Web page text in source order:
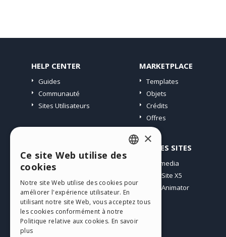
HELP CENTER
Guides
Communauté
Sites Utilisateurs
MARKETPLACE
Templates
Objets
Crédits
Offres
Mes Messages
Télécharger
Espace Web
Mes Crédits
AUTRES SITES
Incomedia
WebSite X5
WebAnimator
ENGLISH
GERMAN
SPANISH
×
Ce site Web utilise des
cookies
Notre site Web utilise des cookies pour
améliorer l'expérience utilisateur. En
utilisant notre site Web, vous acceptez tous
les cookies conformément à notre
Politique relative aux cookies. En savoir
plus